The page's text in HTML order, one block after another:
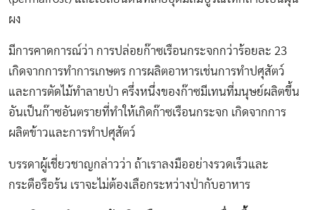
ผง
มีการคาดการณ์ว่า การปล่อยก๊าซเรือนกระจกกว่าร้อยละ 23
เกิดจากการทำการเกษตร การผลิตอาหารเช่นการทำปศุสัตว์
และการตัดไม้ทำลายป่า ครึ่งหนึ่งของก๊าซมีเทนที่มนุษย์ผลิตขึ้น
อันเป็นก๊าซอันตรายที่ทำให้เกิดก๊าซเรือนกระจก เกิดจากการ
ผลิตข้าวและการทำปศุสัตว์
บรรดาผู้เชี่ยวชาญกล่าวว่า ถ้าเราลงมืออย่างรวดเร็วและ
กระตือรือร้น เราจะไม่ต้องเลือกระหว่างป่ากับอาหาร